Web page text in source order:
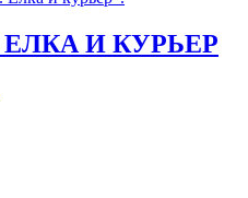
И КУРЬЕР